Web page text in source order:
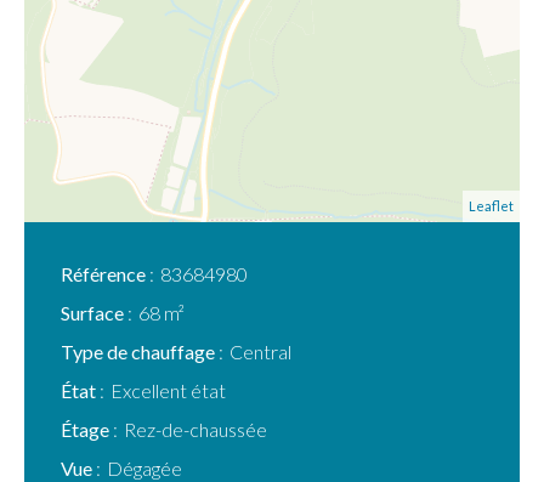
Leaflet
Référence
83684980
Surface
68 m²
Type de chauffage
Central
État
Excellent état
Étage
Rez-de-chaussée
Vue
Dégagée